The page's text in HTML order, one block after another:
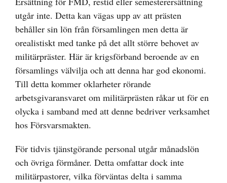
utgår inte. Detta kan vägas upp av att prästen
behåller sin lön från församlingen men detta är
orealistiskt med tanke på det allt större behovet av
militärpräster. Här är krigsförband beroende av en
församlings välvilja och att denna har god ekonomi.
Till detta kommer oklarheter rörande
arbetsgivaransvaret om militärprästen råkar ut för en
olycka i samband med att denne bedriver verksamhet
hos Försvarsmakten.
För tidvis tjänstgörande personal utgår månadslön
och övriga förmåner. Detta omfattar dock inte
militärpastorer, vilka förväntas delta i samma